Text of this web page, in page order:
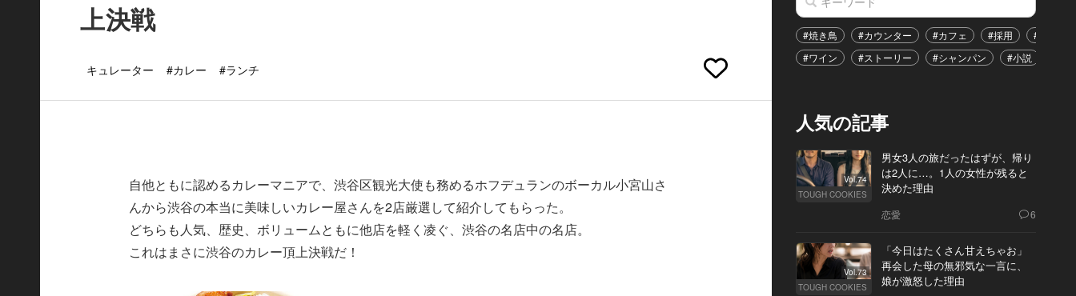
上決戦
キュレーター #カレー #ランチ
自他ともに認めるカレーマニアで、渋谷区観光大使も務めるホフデュランのボーカル小宮山さ
んから渋谷の本当に美味しいカレー屋さんを2店厳選して紹介してもらった。
どちらも人気、歴史、ボリュームともに他店を軽く凌ぐ、渋谷の名店中の名店。
これはまさに渋谷のカレー頂上決戦だ！
#焼き鳥 #カウンター #カフェ #採用
#恋愛
#ワイン
#ストーリー #シャンパン #小説
人気の記事
Vol.74
TOUGH COOKIES
男女3人の旅だったはずが、帰り
は2人に…。1人の女性が残ると
決めた理由
恋愛 6
Vol.73
TOUGH COOKIES
「今日はたくさん甘えちゃお」
再会した母の無邪気な一言に、
娘が激怒した理由